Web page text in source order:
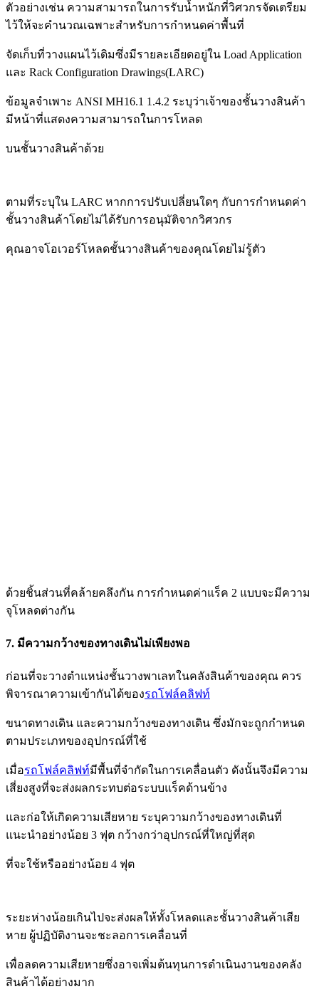
ตัวอย่างเช่น ความสามารถในการรับน้ำหนักที่วิศวกรจัดเตรียม
ไว้ให้จะคำนวณเฉพาะสำหรับการกำหนดค่าพื้นที่
จัดเก็บที่วางแผนไว้เดิมซึ่งมีรายละเอียดอยู่ใน Load Application
และ Rack Configuration Drawings(LARC)
ข้อมูลจำเพาะ ANSI MH16.1 1.4.2 ระบุว่าเจ้าของชั้นวางสินค้า
มีหน้าที่แสดงความสามารถในการโหลด
บนชั้นวางสินค้าด้วย
ตามที่ระบุใน LARC หากการปรับเปลี่ยนใดๆ กับการกำหนดค่า
ชั้นวางสินค้าโดยไม่ได้รับการอนุมัติจากวิศวกร
คุณอาจโอเวอร์โหลดชั้นวางสินค้าของคุณโดยไม่รู้ตัว
ด้วยชิ้นส่วนที่คล้ายคลึงกัน การกำหนดค่าแร็ค 2 แบบจะมีความ
จุโหลดต่างกัน
7. มีความกว้างของทางเดินไม่เพียงพอ
ก่อนที่จะวางตำแหน่งชั้นวางพาเลทในคลังสินค้าของคุณ ควร
พิจารณาความเข้ากันได้ของรถโฟล์คลิฟท์
ขนาดทางเดิน และความกว้างของทางเดิน ซึ่งมักจะถูกกำหนด
ตามประเภทของอุปกรณ์ที่ใช้
เมื่อรถโฟล์คลิฟท์มีพื้นที่จำกัดในการเคลื่อนตัว ดังนั้นจึงมีความ
เสี่ยงสูงที่จะส่งผลกระทบต่อระบบแร็คด้านข้าง
และก่อให้เกิดความเสียหาย ระบุความกว้างของทางเดินที่
แนะนำอย่างน้อย 3 ฟุต กว้างกว่าอุปกรณ์ที่ใหญ่ที่สุด
ที่จะใช้หรืออย่างน้อย 4 ฟุต
ระยะห่างน้อยเกินไปจะส่งผลให้ทั้งโหลดและชั้นวางสินค้าเสีย
หาย ผู้ปฏิบัติงานจะชะลอการเคลื่อนที่
เพื่อลดความเสียหายซึ่งอาจเพิ่มต้นทุนการดำเนินงานของคลัง
สินค้าได้อย่างมาก